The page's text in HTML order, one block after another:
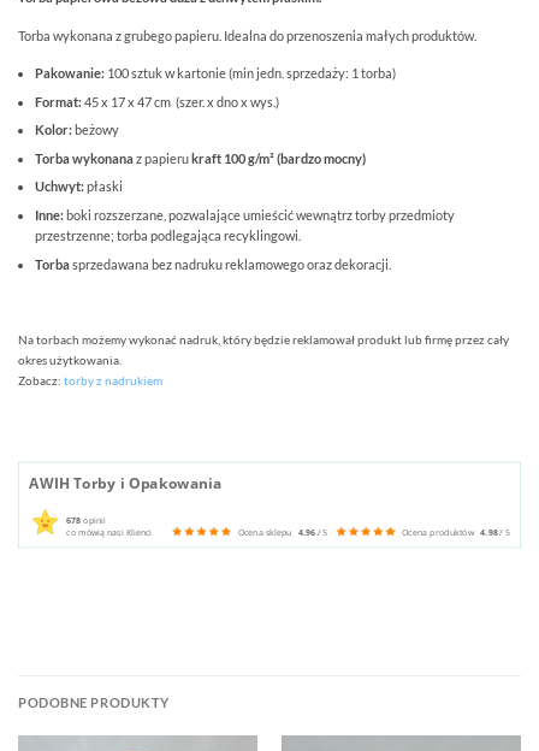
Torba wykonana z grubego papieru. Idealna do przenoszenia małych produktów.
Pakowanie: 100 sztuk w kartonie (min jedn. sprzedaży: 1 torba)
Format:45 x 17 x 47 cm (szer. x dno x wys.)
Kolor: beżowy
Torba wykonanaz papierukraft 100 g/m²(bardzo mocny)
Uchwyt:płaski
Inne:boki rozszerzane, pozwalające umieścić wewnątrz torby przedmioty
przestrzenne; torba podlegająca recyklingowi.
Torbasprzedawana bez nadruku reklamowego oraz dekoracji.
Na torbach możemy wykonać nadruk, który będzie reklamował produkt lub firmę przez cały
okres użytkowania.
Zobacz: torby z nadrukiem
AWIH Torby i Opakowania
678 opinii
co mówią nasi Klienci
Ocena sklepu 4.96/ 5 Ocena produktów 4.98/ 5
PODOBNE PRODUKTY